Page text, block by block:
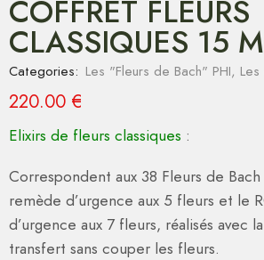
COFFRET FLEURS
CLASSIQUES 15
Categories: Les "Fleurs de Bach" PHI,
220.00 €
Elixirs de fleurs classiques :
Correspondent aux 38 Fleurs de
remède d’urgence aux 5 fleurs et le
d’urgence aux 7 fleurs, réalisés avec
transfert sans couper les fleurs.